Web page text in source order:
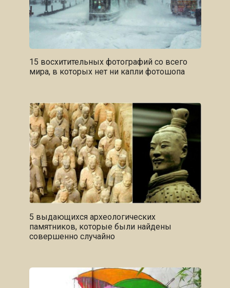
15 восхитительных фотографий со всего
мира, в которых нет ни капли фотошопа
5 выдающихся археологических
памятников, которые были найдены
совершенно случайно